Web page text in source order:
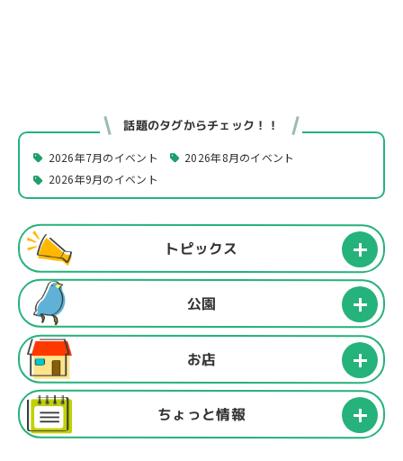
話題のタグからチェック！！
2026年7月のイベント
2026年8月のイベント
2026年9月のイベント
トピックス
公園
お店
ちょっと情報